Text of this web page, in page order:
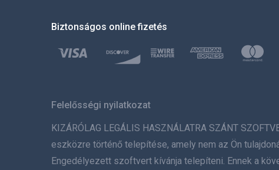
Biztonságos online fizetés
Felelősségi nyilatkozat
KIZÁRÓLAG LEGÁLIS HASZNÁLATRA SZÁNT
eszközre történő telepítése, amely nem az Ön
Engedélyezett szoftvert kívánja telepíteni. Ennek a